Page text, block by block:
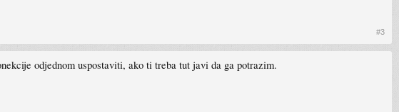
#3
odjednom uspostaviti, ako ti treba tut javi da ga potrazim.